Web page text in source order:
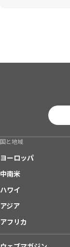
国と地域
ヨーロッパ
中南米
ハワイ
アジア
アフリカ